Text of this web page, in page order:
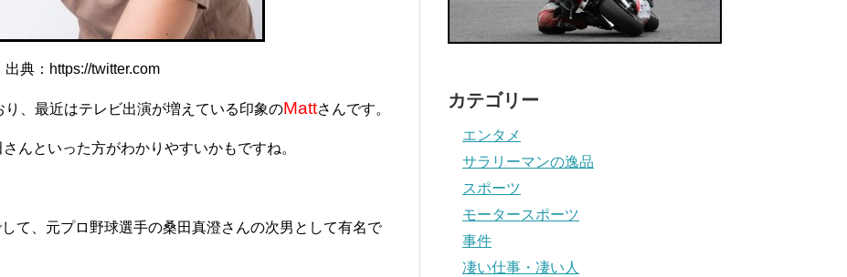
出典：https://twitter.com
、最近はテレビ出演が増えている印象のMattさんです。
んといった方がわかりやすいかもですね。
して、元プロ野球選手の桑田真澄さんの次男として有名で
カテゴリー
エンタメ
サラリーマンの逸品
スポーツ
モータースポーツ
事件
凄い仕事・凄い人